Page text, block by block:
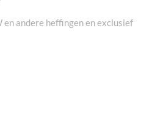
andere heffingen en exclusief